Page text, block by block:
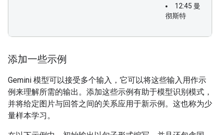
12:45 曼
彻斯特
添加一些示例
Gemini 模型可以接受多个输入，它可以将这些输入用作示
例来理解所需的输出。添加这些示例有助于模型识别模式，
并将给定图片与回答之间的关系应用于新示例。这也称为少
量样本学习。